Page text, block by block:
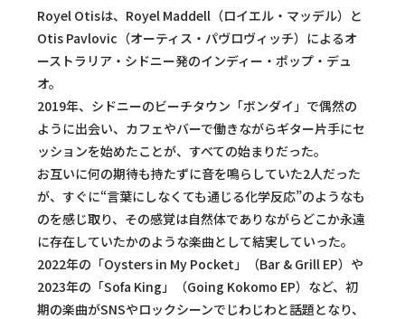
Royel Otisは、Royel Maddell（ロイエル・マッデル）と
Otis Pavlovic（オーティス・パヴロヴィッチ）によるオ
ーストラリア・シドニー発のインディー・ポップ・デュ
オ。
2019年、シドニーのビーチタウン「ボンダイ」で偶然の
ように出会い、カフェやバーで働きながらギター片手にセ
ッションを始めたことが、すべての始まりだった。
お互いに何の期待も持たずに音を鳴らしていた2人だった
が、すぐに“言葉にしなくても通じる化学反応”のようなも
のを感じ取り、その感覚は自然体でありながらどこか永遠
に存在していたかのような楽曲として結実していった。
2022年の「Oysters in My Pocket」（Bar & Grill EP）や
2023年の「Sofa King」（Going Kokomo EP）など、初
期の楽曲がSNSやロックシーンでじわじわと話題となり、